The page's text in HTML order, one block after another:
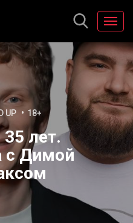
UP 18+
лет.
с Димой